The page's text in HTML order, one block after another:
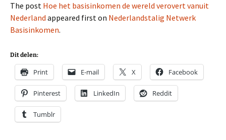
The post Hoe het basisinkomen de wereld verovert vanuit
Nederland appeared first on Nederlandstalig Netwerk
Basisinkomen.
Dit delen:
Print E-mail X Facebook
Pinterest LinkedIn Reddit
Tumblr